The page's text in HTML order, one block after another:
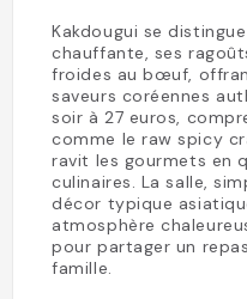
Kakdougui se
chauffante, ses
froides au bœuf,
saveurs coréennes
soir à 27 euros,
comme le raw spicy
ravit les gourmets en
culinaires. La salle,
décor typique
atmosphère
pour partager un
famille.